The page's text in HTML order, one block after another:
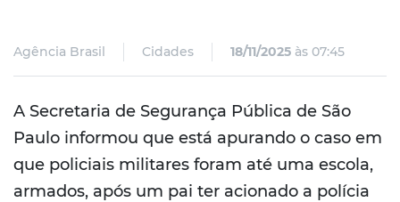
Agência Brasil Cidades 18/11/2025 às 07:45
A Secretaria de Segurança Pública de São
Paulo informou que está apurando o caso em
que policiais militares foram até uma escola,
armados, após um pai ter acionado a polícia